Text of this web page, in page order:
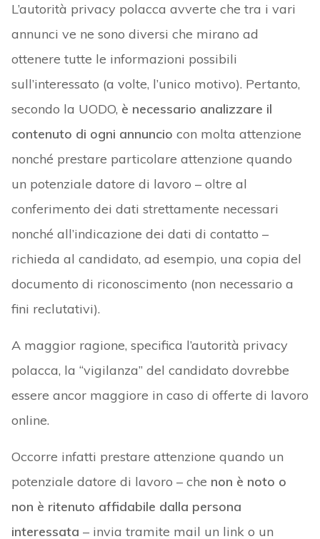
L’autorità privacy polacca avverte che tra i vari
annunci ve ne sono diversi che mirano ad
ottenere tutte le informazioni possibili
sull’interessato (a volte, l’unico motivo). Pertanto,
secondo la UODO, è necessario analizzare il
contenuto di ogni annuncio con molta attenzione
nonché prestare particolare attenzione quando
un potenziale datore di lavoro – oltre al
conferimento dei dati strettamente necessari
nonché all’indicazione dei dati di contatto –
richieda al candidato, ad esempio, una copia del
documento di riconoscimento (non necessario a
fini reclutativi).
A maggior ragione, specifica l’autorità privacy
polacca, la “vigilanza” del candidato dovrebbe
essere ancor maggiore in caso di offerte di lavoro
online.
Occorre infatti prestare attenzione quando un
potenziale datore di lavoro – che non è noto o
non è ritenuto affidabile dalla persona
interessata – invia tramite mail un link o un